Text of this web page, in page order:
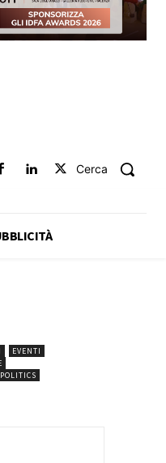
Cerca
EVENTI
POLITICS